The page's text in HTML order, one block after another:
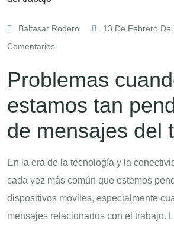
Baltasar Rodero 13 De Febrero De
Comentarios
Problemas
estamos tan
de mensajes del
En la era de la tecnología y la
cada vez más común que estemos
dispositivos móviles, especialmente
mensajes relacionados con el trabajo.